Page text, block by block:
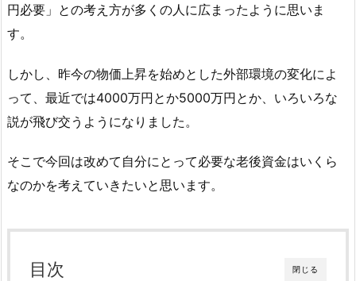
円必要」との考え方が多くの人に広まったように思いま
す。
しかし、昨今の物価上昇を始めとした外部環境の変化によ
って、最近では4000万円とか5000万円とか、いろいろな
説が飛び交うようになりました。
そこで今回は改めて自分にとって必要な老後資金はいくら
なのかを考えていきたいと思います。
閉じる
目次